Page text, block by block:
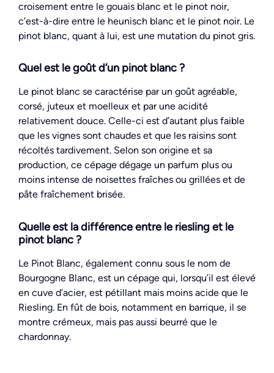
croisement entre le gouais blanc et le pinot noir,
c’est-à-dire entre le heunisch blanc et le pinot noir. Le
pinot blanc, quant à lui, est une mutation du pinot gris.
Quel est le goût d’un pinot blanc ?
Le pinot blanc se caractérise par un goût agréable,
corsé, juteux et moelleux et par une acidité
relativement douce. Celle-ci est d’autant plus faible
que les vignes sont chaudes et que les raisins sont
récoltés tardivement. Selon son origine et sa
production, ce cépage dégage un parfum plus ou
moins intense de noisettes fraîches ou grillées et de
pâte fraîchement brisée.
Quelle est la différence entre le riesling et le
pinot blanc ?
Le Pinot Blanc, également connu sous le nom de
Bourgogne Blanc, est un cépage qui, lorsqu’il est élevé
en cuve d’acier, est pétillant mais moins acide que le
Riesling. En fût de bois, notamment en barrique, il se
montre crémeux, mais pas aussi beurré que le
chardonnay.